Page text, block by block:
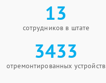
13
сотрудников в штате
3433
отремонтированных устройств